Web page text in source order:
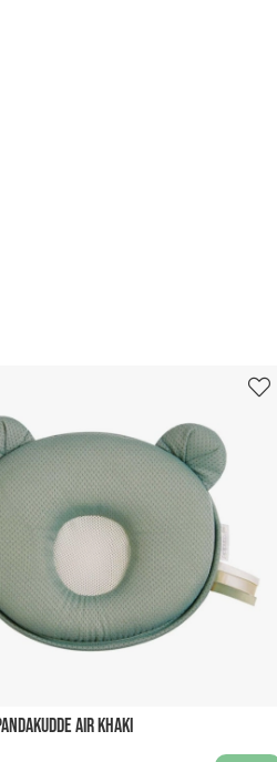
AIR KHAKI